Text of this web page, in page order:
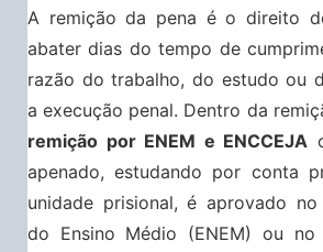
A remição da pena é o direito
abater dias do tempo de
razão do trabalho, do estudo ou
a execução penal. Dentro da
remição por ENEM e ENCCEJA
apenado, estudando por conta
unidade prisional, é aprovado no
do Ensino Médio (ENEM) ou no